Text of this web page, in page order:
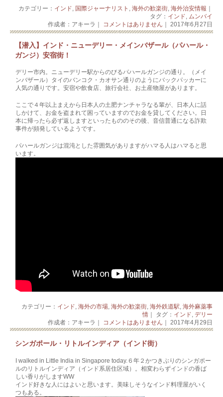
カテゴリー： インド 国際ジャーナリスト 海外の歓楽街, 海外治安情報 ｜
タグ： インド
ムンバイ
作成者：アキーラ｜
コメントはありません ｜ 2017年6月27日
【潜入】インド・ニューデリー・メインバザール（パハール・
ガンジ）安宿街！
デリー市内。ニューデリー駅からのびるパハールガンジの通り。（メイ
ンバザール）タイのバンコク・カオサン通りのようにバックパッカーに
人気の通りです。安宿や飲食店、旅行会社、お土産物屋があります。
ここで４年以上まえから日本人の土肥ナンチャラなる輩が、日本人に話
しかけて、お金を盗まれて困っていますのでお金を貸してください。日
本に帰ったら必ず返しますといったもののその後、音信普通になる詐欺
事件が頻発しているようです。
パハールガンジは混沌とした雰囲気がありますがハマる人はハマると思
います。
カテゴリー： インド, 海外の市場, 海外の歓楽街, 海外鉄道駅, 海外麻薬事
情｜ タグ： インド, デリー
作成者：アキーラ｜ コメントはありません ｜ 2017年4月29日
シンガポール・リトルインディア（インド街）
I walked in Little India in Singapore today.６年２かつきぶりのシンガポー
ルのリトルインディア（インド系居住区域）。相変わらずインドの香ば
しい香りがしますWW
インド好きな人にはよいと思います。美味しそうなインド料理屋がいく
つもある。